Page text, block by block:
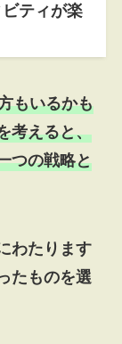
ティが楽
もいるかも
考えると、
つの戦略と
わたります
たものを選